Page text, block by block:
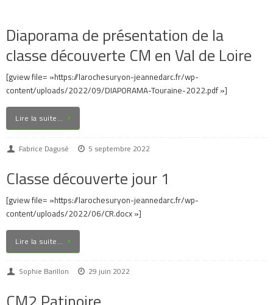
Diaporama de présentation de la
classe découverte CM en Val de Loire
[gview file= »https://larochesuryon-jeannedarc.fr/wp-
content/uploads/2022/09/DIAPORAMA-Touraine-2022.pdf »]
Lire la suite…
Fabrice Dagusé 5 septembre 2022
Classe découverte jour 1
[gview file= »https://larochesuryon-jeannedarc.fr/wp-
content/uploads/2022/06/CR.docx »]
Lire la suite…
Sophie Barillon 29 juin 2022